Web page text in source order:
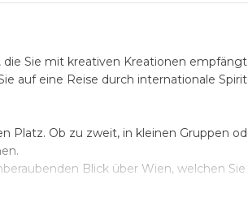
die Sie mit kreativen Kreationen
auf eine Reise durch internationale
Platz. Ob zu zweit, in kleinen Gruppen
Blick über Wien, welchen